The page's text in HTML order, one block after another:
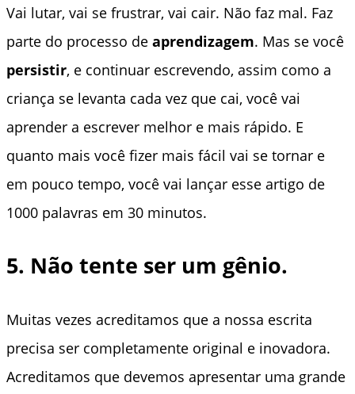
Vai lutar, vai se frustrar, vai cair. Não faz mal. Faz
parte do processo de aprendizagem. Mas se você
persistir, e continuar escrevendo, assim como a
criança se levanta cada vez que cai, você vai
aprender a escrever melhor e mais rápido. E
quanto mais você fizer mais fácil vai se tornar e
em pouco tempo, você vai lançar esse artigo de
1000 palavras em 30 minutos.
5. Não tente ser um gênio.
Muitas vezes acreditamos que a nossa escrita
precisa ser completamente original e inovadora.
Acreditamos que devemos apresentar uma grande